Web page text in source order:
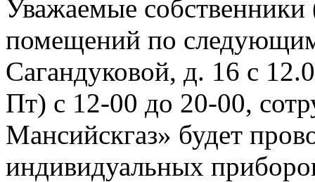
Уважаемые
помещений по
Сагандуковой, д. 16 с
Пт) с 12-00 до 20-00,
Мансийскгаз» будет
индивидуальных